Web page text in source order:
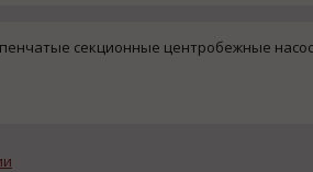
секционные центробежные